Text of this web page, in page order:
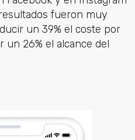
fueron muy
un 39% el coste por
26% el alcance del